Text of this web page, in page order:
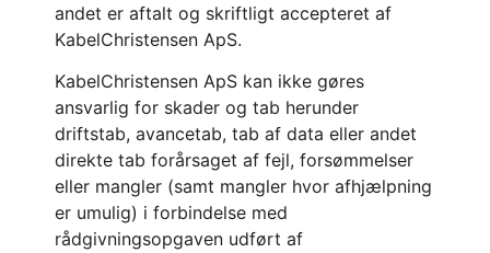
andet er aftalt og skriftligt accepteret af
KabelChristensen ApS.
KabelChristensen ApS kan ikke gøres
ansvarlig for skader og tab herunder
driftstab, avancetab, tab af data eller andet
direkte tab forårsaget af fejl, forsømmelser
eller mangler (samt mangler hvor afhjælpning
er umulig) i forbindelse med
rådgivningsopgaven udført af